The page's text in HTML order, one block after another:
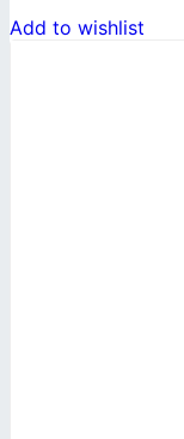
Add to wishlist